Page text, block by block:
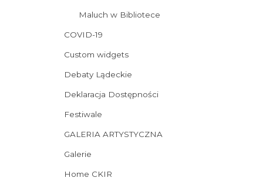
Maluch w Bibliotece
COVID-19
Custom widgets
Debaty Lądeckie
Deklaracja Dostępności
Festiwale
GALERIA ARTYSTYCZNA
Galerie
Home CKIR